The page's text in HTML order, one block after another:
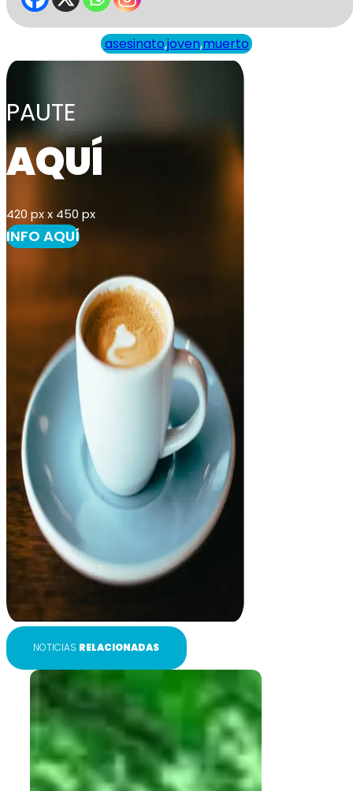
asesinato,joven,muerto
PAUTE
AQUÍ
420 px x 450 px
INFO AQUÍ
NOTICIAS RELACIONADAS